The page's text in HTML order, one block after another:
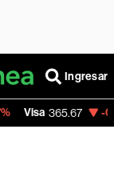
Ingresar
-0.13%